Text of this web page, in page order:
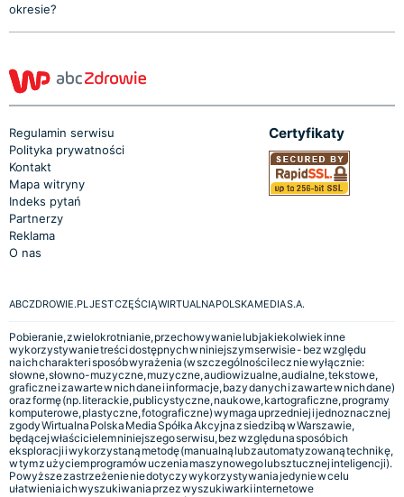
okresie?
Regulamin serwisu
Polityka prywatności
Kontakt
Mapa witryny
Indeks pytań
Partnerzy
Reklama
O nas
Certyfikaty
ABCZDROWIE.PL JEST CZĘŚCIĄ WIRTUALNA POLSKA MEDIA S.A.
Pobieranie, zwielokrotnianie, przechowywanie lub jakiekolwiek inne
wykorzystywanie treści dostępnych w niniejszym serwisie - bez względu
na ich charakter i sposób wyrażenia (w szczególności lecz nie wyłącznie:
słowne, słowno-muzyczne, muzyczne, audiowizualne, audialne, tekstowe,
graficzne i zawarte w nich dane i informacje, bazy danych i zawarte w nich dane)
oraz formę (np. literackie, publicystyczne, naukowe, kartograficzne, programy
komputerowe, plastyczne, fotograficzne) wymaga uprzedniej i jednoznacznej
zgody Wirtualna Polska Media Spółka Akcyjna z siedzibą w Warszawie,
będącej właścicielem niniejszego serwisu, bez względu na sposób ich
eksploracji i wykorzystaną metodę (manualną lub zautomatyzowaną technikę,
w tym z użyciem programów uczenia maszynowego lub sztucznej inteligencji).
Powyższe zastrzeżenie nie dotyczy wykorzystywania jedynie w celu
ułatwienia ich wyszukiwania przez wyszukiwarki internetowe